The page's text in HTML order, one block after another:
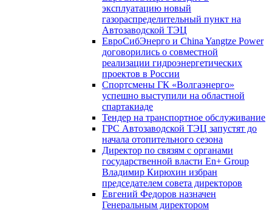
эксплуатацию новый
газораспределительный пункт на
Автозаводской ТЭЦ
ЕвроСибЭнерго и China Yangtze Power
договорились о совместной
реализации гидроэнергетических
проектов в России
Спортсмены ГК «Волгаэнерго»
успешно выступили на областной
спартакиаде
Тендер на транспортное обслуживание
ГРС Автозаводской ТЭЦ запустят до
начала отопительного сезона
Директор по связям с органами
государственной власти En+ Group
Владимир Кирюхин избран
председателем совета директоров
Евгений Федоров назначен
Генеральным директором